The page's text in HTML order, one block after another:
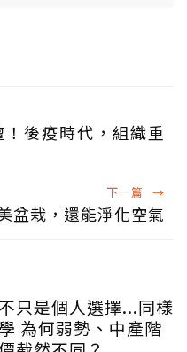
！後疫時代，組織重
下一篇 →
盆栽，還能淨化空氣
只是個人選擇...同樣
為何弱勢、中產階